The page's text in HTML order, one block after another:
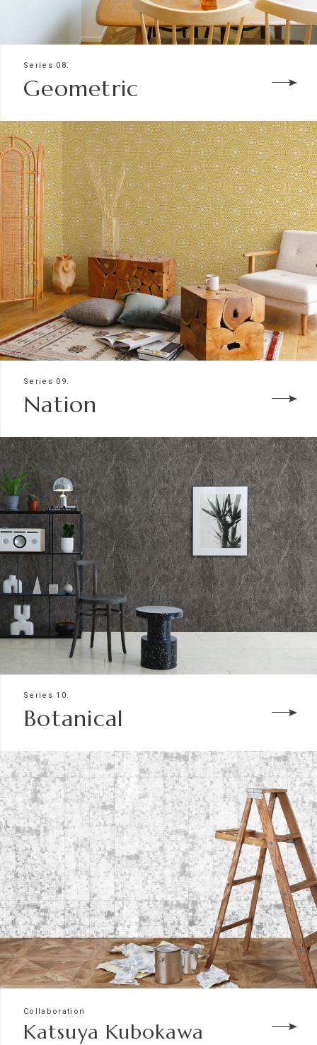
Series 08.
Geometric
Series 09.
Nation
Series 10.
Botanical
Collaboration
Katsuya Kubokawa